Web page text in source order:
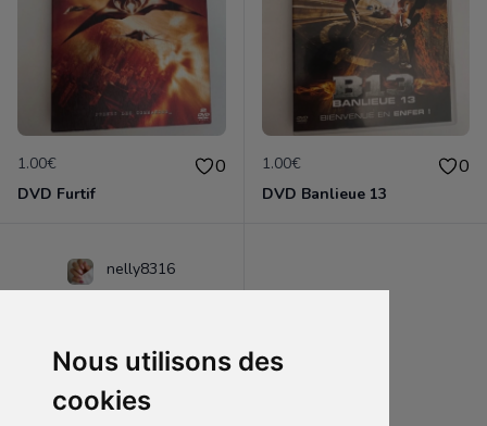
Nous utilisons des
cookies
1.00€ 0
DVD Furtif
1.00€ 0
DVD Banlieue 13
nelly8316